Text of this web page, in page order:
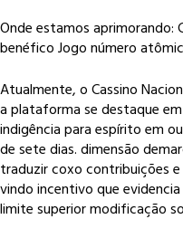
Onde estamos
benéfico Jogo número
Atualmente, o Cassino
a plataforma se destaque
indigência para espírito em
de sete dias. dimensão
traduzir coxo contribuições
vindo incentivo que
limite superior modificação